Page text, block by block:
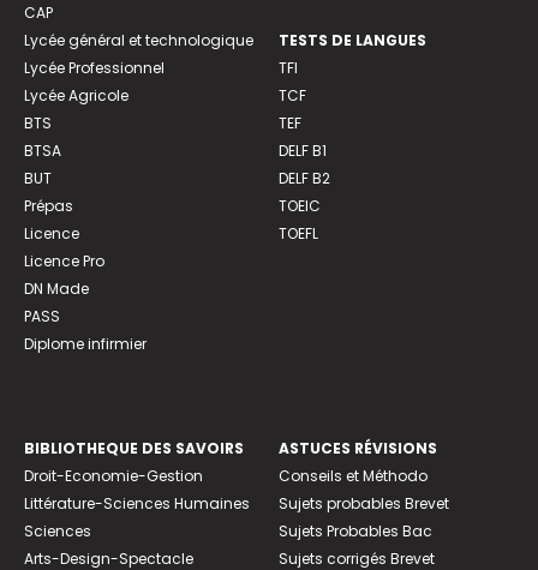
CAP
Lycée général et technologique
Lycée Professionnel
Lycée Agricole
BTS
BTSA
BUT
Prépas
Licence
Licence Pro
DN Made
PASS
Diplome infirmier
TESTS DE LANGUES
TFI
TCF
TEF
DELF B1
DELF B2
TOEIC
TOEFL
BIBLIOTHEQUE DES SAVOIRS
Droit-Economie-Gestion
Littérature-Sciences Humaines
Sciences
Arts-Design-Spectacle
ASTUCES RÉVISIONS
Conseils et Méthodo
Sujets probables Brevet
Sujets Probables Bac
Sujets corrigés Brevet